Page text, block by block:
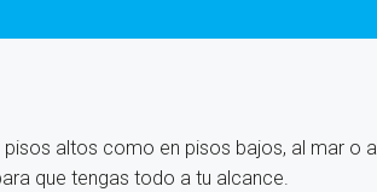
altos como en pisos bajos, al mar o
que tengas todo a tu alcance.